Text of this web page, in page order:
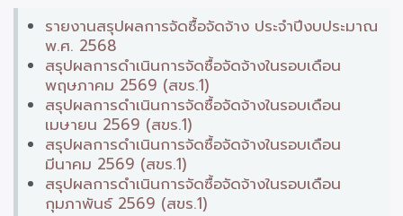
รายงานสรุปผลการจัดซื้อจัดจ้าง ประจำปีงบประมาณ
พ.ศ. 2568
สรุปผลการดำเนินการจัดซื้อจัดจ้างในรอบเดือน
พฤษภาคม 2569 (สขร.1)
สรุปผลการดำเนินการจัดซื้อจัดจ้างในรอบเดือน
เมษายน 2569 (สขร.1)
สรุปผลการดำเนินการจัดซื้อจัดจ้างในรอบเดือน
มีนาคม 2569 (สขร.1)
สรุปผลการดำเนินการจัดซื้อจัดจ้างในรอบเดือน
กุมภาพันธ์ 2569 (สขร.1)